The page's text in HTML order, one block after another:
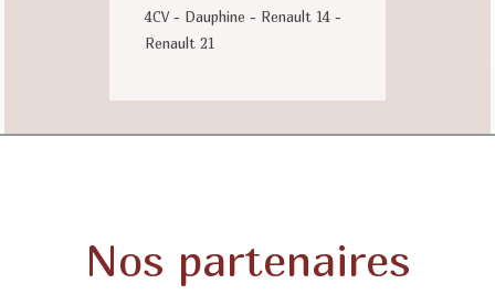
4CV - Dauphine - Renault 14 -
Renault 21
Nos partenaires